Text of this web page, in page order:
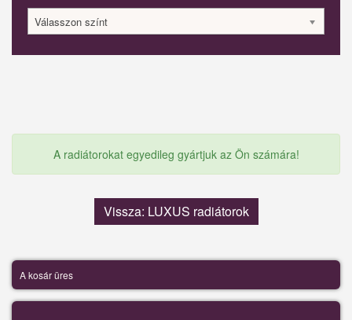
Válasszon színt
A radiátorokat egyedileg gyártjuk az Ön számára!
Vissza: LUXUS radiátorok
A kosár üres